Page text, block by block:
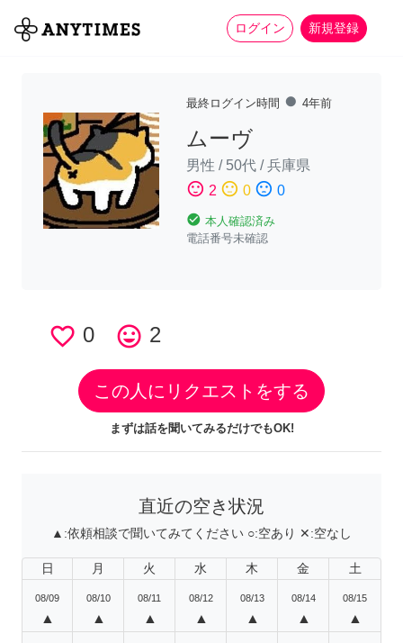
ログイン 新規登録
全て 家事 more_horiz
最終ログイン時間 fiber_manual_record 4年前
ムーヴ
男性 / 50代 /兵庫県
sentiment_satisfied 2 sentiment_neutral 0 sentiment_dissatisfied 0
check_circle 本人確認済み
電話番号未確認
favorite_border 0 tag_faces 2
この人にリクエストをする
まずは話を聞いてみるだけでもOK!
直近の空き状況
▲:依頼相談で聞いてみてください ○:空あり ✕:空なし
日 月 火 水 木 金 土
08/09
▲
08/10
▲
08/11
▲
08/12
▲
08/13
▲
08/14
▲
08/15
▲